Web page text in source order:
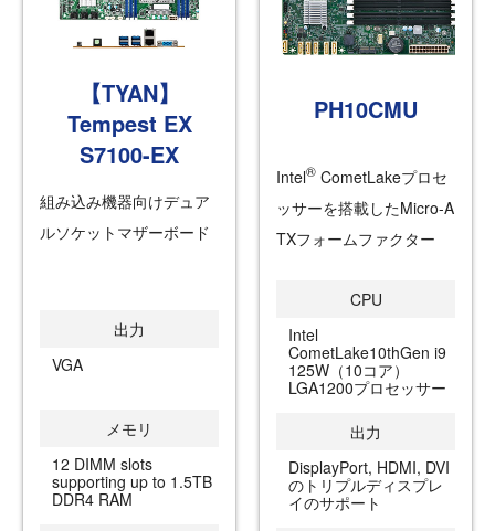
【TYAN】
Tempest EX
S7100-EX
組み込み機器向けデュア
ルソケットマザーボード
出力
VGA
メモリ
12 DIMM slots
supporting up to 1.5TB
DDR4 RAM
PH10CMU
Intel® CometLakeプロセ
ッサーを搭載したMicro-A
TXフォームファクター
CPU
Intel
CometLake10thGen i9
125W（10コア）
LGA1200プロセッサー
出力
DisplayPort, HDMI, DVI
のトリプルディスプレ
イのサポート